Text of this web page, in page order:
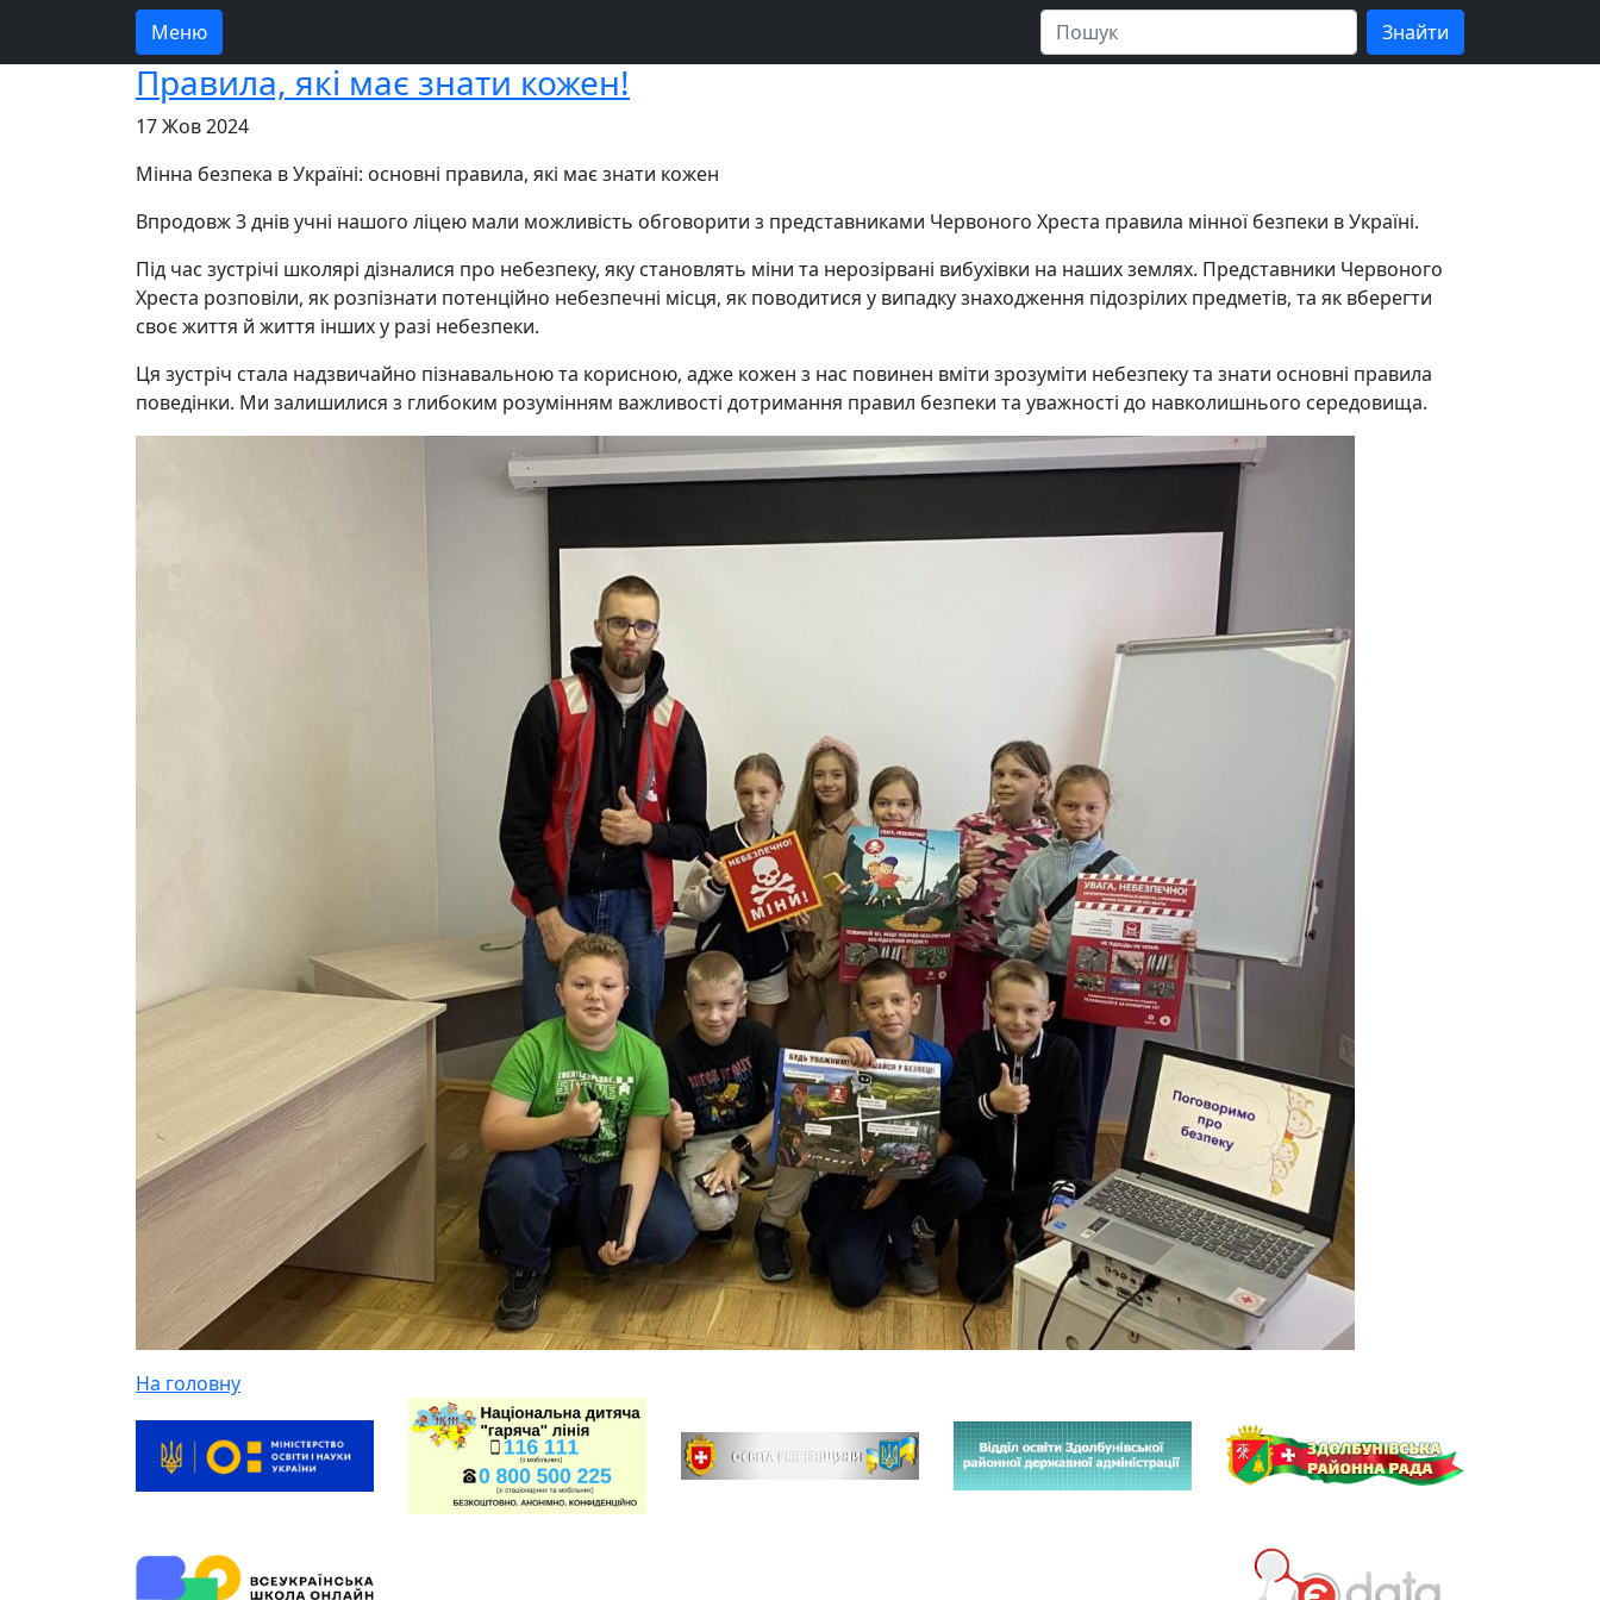
Меню
Правила, які має знати кожен!
17 Жов 2024
Мінна безпека в Україні: основні правила, які має знати кожен
Впродовж 3 днів учні нашого ліцею мали можливість обговорити з представниками Червоного Хреста правила мінної безпеки в Україні.
Під час зустрічі школярі дізналися про небезпеку, яку становлять міни та нерозірвані вибухівки на наших землях. Представники Червоного
Хреста розповіли, як розпізнати потенційно небезпечні місця, як поводитися у випадку знаходження підозрілих предметів, та як вберегти
своє життя й життя інших у разі небезпеки.
Ця зустріч стала надзвичайно пізнавальною та корисною, адже кожен з нас повинен вміти зрозуміти небезпеку та знати основні правила
поведінки. Ми залишилися з глибоким розумінням важливості дотримання правил безпеки та уважності до навколишнього середовища.
На головну